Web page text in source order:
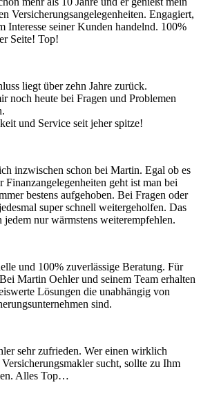
Versicherungsangelegenheiten. Engagiert,
Interesse seiner Kunden handelnd. 100%
Seite! Top!
liegt über zehn Jahre zurück.
noch heute bei Fragen und Problemen
und Service seit jeher spitze!
inzwischen schon bei Martin. Egal ob es
Finanzangelegenheiten geht ist man bei
bestens aufgehoben. Bei Fragen oder
super schnell weitergeholfen. Das
nur wärmstens weiterempfehlen.
und 100% zuverlässige Beratung. Für
Martin Oehler und seinem Team erhalten
Lösungen die unabhängig von
sind.
sehr zufrieden. Wer einen wirklich
sucht, sollte zu Ihm
Alles Top…